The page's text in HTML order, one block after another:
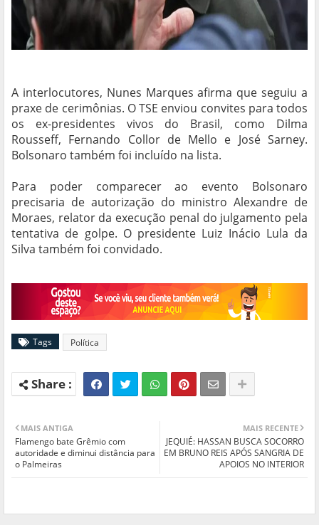
A interlocutores, Nunes Marques afirma que seguiu a
praxe de cerimônias. O TSE enviou convites para todos
os ex-presidentes vivos do Brasil, como Dilma
Rousseff, Fernando Collor de Mello e José Sarney.
Bolsonaro também foi incluído na lista.
Para poder comparecer ao evento Bolsonaro
precisaria de autorização do ministro Alexandre de
Moraes, relator da execução penal do julgamento pela
tentativa de golpe. O presidente Luiz Inácio Lula da
Silva também foi convidado.
Tags Política
MAIS RECENTE
JEQUIÉ: HASSAN BUSCA SOCORRO
EM BRUNO REIS APÓS SANGRIA DE
APOIOS NO INTERIOR
MAIS ANTIGA
Flamengo bate Grêmio com
autoridade e diminui distância para
o Palmeiras